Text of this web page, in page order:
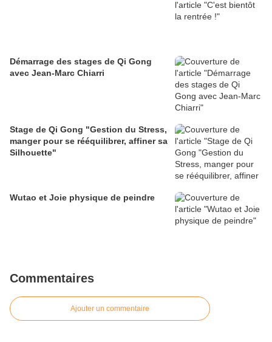
Démarrage des stages de Qi Gong
avec Jean-Marc Chiarri
Stage de Qi Gong "Gestion du Stress,
manger pour se rééquilibrer, affiner sa
Silhouette"
Wutao et Joie physique de peindre
Commentaires
Ajouter un commentaire